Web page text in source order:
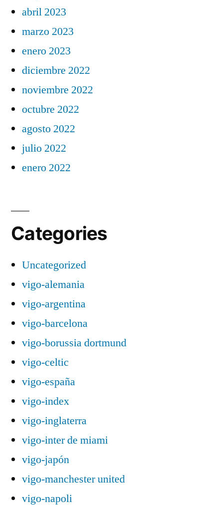
abril 2023
marzo 2023
enero 2023
diciembre 2022
noviembre 2022
octubre 2022
agosto 2022
julio 2022
enero 2022
Categories
Uncategorized
vigo-alemania
vigo-argentina
vigo-barcelona
vigo-borussia dortmund
vigo-celtic
vigo-españa
vigo-index
vigo-inglaterra
vigo-inter de miami
vigo-japón
vigo-manchester united
vigo-napoli